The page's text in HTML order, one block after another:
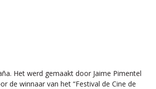
Het werd gemaakt door Jaime Pimentel
de winnaar van het “Festival de Cine de